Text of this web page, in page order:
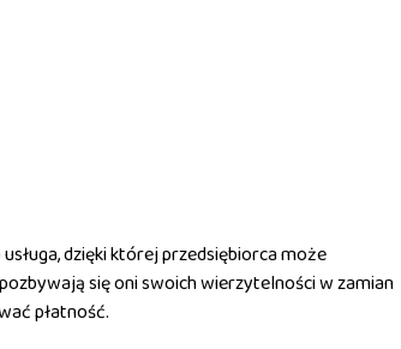
dzięki której przedsiębiorca może
się oni swoich wierzytelności w zamian
płatność.